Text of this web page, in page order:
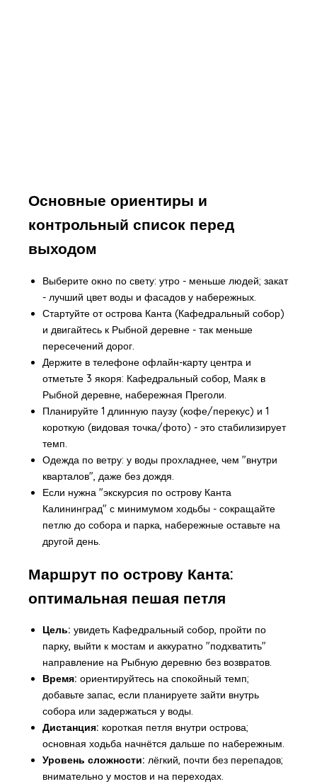
Основные ориентиры и
контрольный список перед
выходом
Выберите окно по свету: утро - меньше людей; закат
- лучший цвет воды и фасадов у набережных.
Стартуйте от острова Канта (Кафедральный собор)
и двигайтесь к Рыбной деревне - так меньше
пересечений дорог.
Держите в телефоне офлайн-карту центра и
отметьте 3 якоря: Кафедральный собор, Маяк в
Рыбной деревне, набережная Преголи.
Планируйте 1 длинную паузу (кофе/перекус) и 1
короткую (видовая точка/фото) - это стабилизирует
темп.
Одежда по ветру: у воды прохладнее, чем "внутри
кварталов", даже без дождя.
Если нужна "экскурсия по острову Канта
Калининград" с минимумом ходьбы - сокращайте
петлю до собора и парка, набережные оставьте на
другой день.
Маршрут по острову Канта:
оптимальная пешая петля
Цель: увидеть Кафедральный собор, пройти по
парку, выйти к мостам и аккуратно "подхватить"
направление на Рыбную деревню без возвратов.
Время: ориентируйтесь на спокойный темп;
добавьте запас, если планируете зайти внутрь
собора или задержаться у воды.
Дистанция: короткая петля внутри острова;
основная ходьба начнётся дальше по набережным.
Уровень сложности: лёгкий, почти без перепадов;
внимательно у мостов и на переходах.